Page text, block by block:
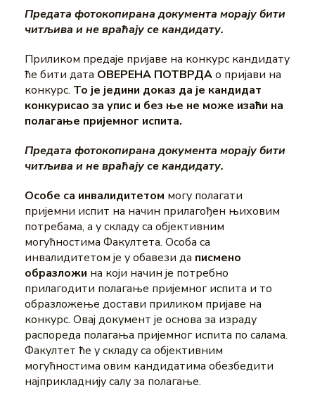
Предата фотокопирана документа морају бити
читљива и не враћају се кандидату.
Приликом предаје пријаве на конкурс кандидату
ће бити дата ОВЕРЕНА ПОТВРДАо пријави на
конкурс. То је једини доказ да је кандидат
конкурисао за упис и без ње не може изаћи на
полагање пријемног испита.
Предата фотокопирана документа морају бити
читљива и не враћају се кандидату.
Особе са инвалидитетом могу полагати
пријемни испит на начин прилагођен њиховим
потребама, a у складу са објективним
могућностима Факултета. Особа са
инвалидитетом је у обавези да писмено
образложи на који начин је потребно
прилагодити полагање пријемног испита и то
образложење достави приликом пријаве на
конкурс. Овај документ је основа за израду
распореда полагања пријемног испита по салама.
Факултет ће у складу са објективним
могућностима овим кандидатима обезбедити
најприкладнију салу за полагање.